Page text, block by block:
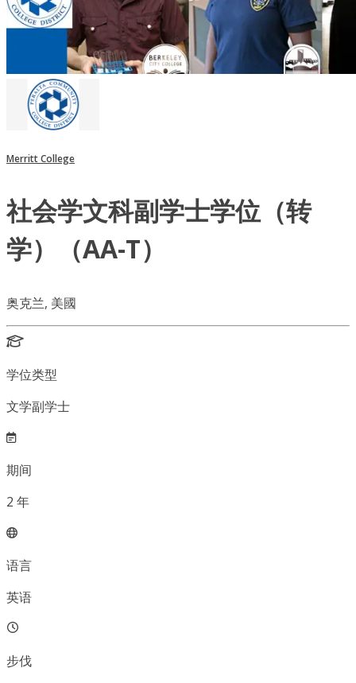
Merritt College
社会学文科副学士学位（转
学）（AA-T）
奥克兰, 美國
学位类型
文学副学士
期间
2 年
语言
英语
步伐